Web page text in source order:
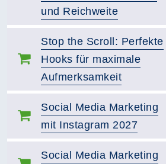
und Reichweite
Stop the Scroll: Perfekte
Hooks für maximale
Aufmerksamkeit
Social Media Marketing
mit Instagram 2027
Social Media Marketing